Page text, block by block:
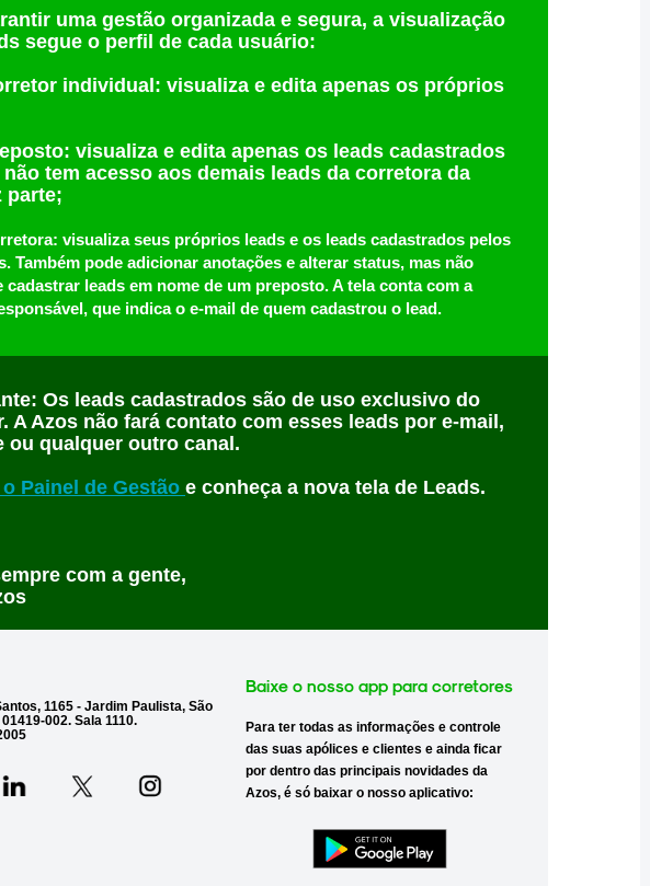
uma gestão organizada e segura, a visualização
segue o perfil de cada usuário:
individual: visualiza e edita apenas os próprios
visualiza e edita apenas os leads cadastrados
não tem acesso aos demais leads da corretora da
parte;
visualiza seus próprios leads e os leads cadastrados pelos
Também pode adicionar anotações e alterar status, mas não
cadastrar leads em nome de um preposto. A tela conta com a
que indica o e-mail de quem cadastrou o lead.
Os leads cadastrados são de uso exclusivo do
A Azos não fará contato com esses leads por e-mail,
ou qualquer outro canal.
Painel de Gestão e conheça a nova tela de Leads.
com a gente,
1165 - Jardim Paulista, São
01419-002. Sala 1110.
Baixe o nosso app para corretores
Para ter todas as informações e controle
das suas apólices e clientes e ainda ficar
por dentro das principais novidades da
Azos, é só baixar o nosso aplicativo: